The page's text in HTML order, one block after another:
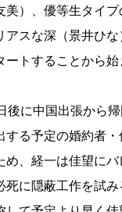
美）、優等生タイ
アスな深（景井ひ
トすることから始
に中国出張から帰
する予定の婚約者
め、経一は佳望に
に隠蔽工作を試み